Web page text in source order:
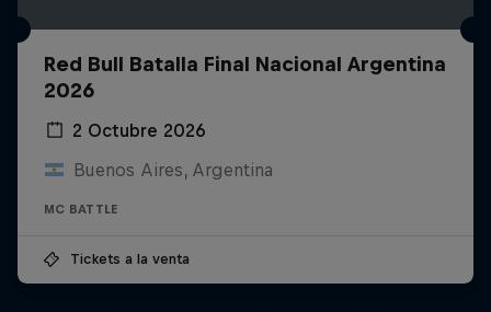
Red Bull Batalla Final Nacional Argentina
2026
2 Octubre 2026
Buenos Aires, Argentina
MC BATTLE
Tickets a la venta